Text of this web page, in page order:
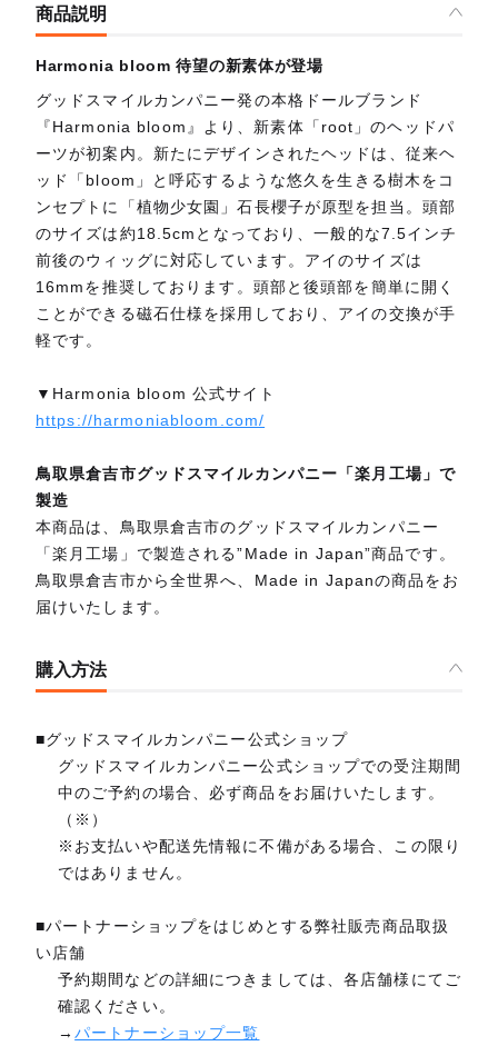
商品説明
Harmonia bloom 待望の新素体が登場
グッドスマイルカンパニー発の本格ドールブランド
『Harmonia bloom』より、新素体「root」のヘッドパ
ーツが初案内。新たにデザインされたヘッドは、従来ヘ
ッド「bloom」と呼応するような悠久を生きる樹木をコ
ンセプトに「植物少女園」石長櫻子が原型を担当。頭部
のサイズは約18.5cmとなっており、一般的な7.5インチ
前後のウィッグに対応しています。アイのサイズは
16mmを推奨しております。頭部と後頭部を簡単に開く
ことができる磁石仕様を採用しており、アイの交換が手
軽です。
▼Harmonia bloom 公式サイト
https://harmoniabloom.com/
鳥取県倉吉市グッドスマイルカンパニー「楽月工場」で
製造
本商品は、鳥取県倉吉市のグッドスマイルカンパニー
「楽月工場」で製造される”Made in Japan”商品です。
鳥取県倉吉市から全世界へ、Made in Japanの商品をお
届けいたします。
購入方法
■グッドスマイルカンパニー公式ショップ
グッドスマイルカンパニー公式ショップでの受注期間
中のご予約の場合、必ず商品をお届けいたします。
（※）
※お支払いや配送先情報に不備がある場合、この限り
ではありません。
■パートナーショップをはじめとする弊社販売商品取扱
い店舗
予約期間などの詳細につきましては、各店舗様にてご
確認ください。
→パートナーショップ一覧